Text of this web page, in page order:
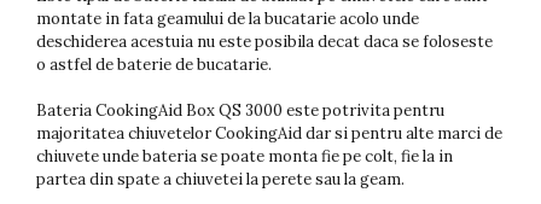
montate in fata geamului de la bucatarie acolo unde
deschiderea acestuia nu este posibila decat daca se foloseste
o astfel de baterie de bucatarie.
Bateria CookingAid Box QS 3000 este potrivita pentru
majoritatea chiuvetelor CookingAid dar si pentru alte marci de
chiuvete unde bateria se poate monta fie pe colt, fie la in
partea din spate a chiuvetei la perete sau la geam.